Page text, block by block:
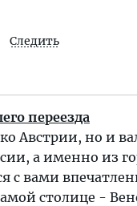
Следить
переезда
Австрии, но и
а именно из
с вами
столице -